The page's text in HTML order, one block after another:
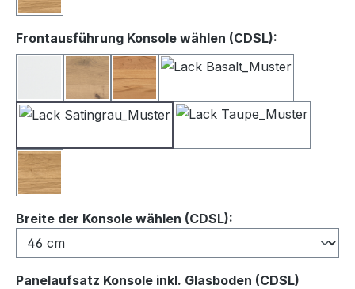
Frontausführung Konsole wählen (CDSL):
BalkeneicheKernbuche
Wildeiche
Breite der Konsole wählen (CDSL):
Panelaufsatz Konsole inkl. Glasboden (CDSL)